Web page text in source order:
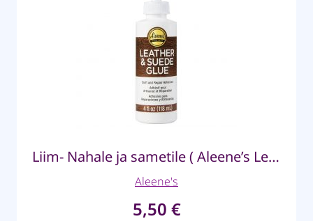
Liim- Nahale ja sametile ( Aleene’s Leather and Suede glue)
Aleene's
5,50 €